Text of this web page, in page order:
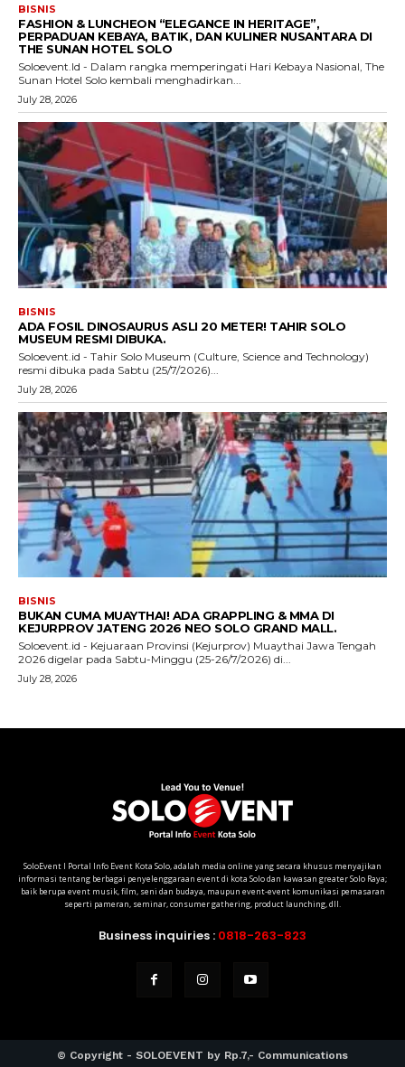
SoloEvent I Portal Info Event Kota Solo, adalah media online yang secara khusus menyajikan
informasi tentang berbagai penyelenggaraan event di kota Solo dan kawasan greater Solo Raya;
baik berupa event musik, film, seni dan budaya, maupun event-event komunikasi pemasaran
seperti pameran, seminar, consumer gathering, product launching, dll.
Business inquiries : 0818-263-823
© Copyright - SOLOEVENT by Rp.7,- Communications